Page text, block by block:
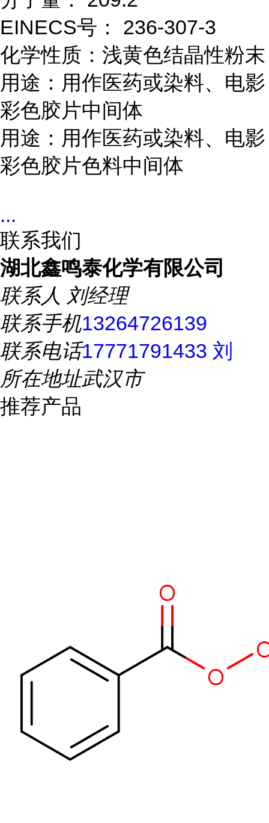
EINECS号： 236-307-3
化学性质：浅黄色结晶性粉末
用途：用作医药或染料、电影
彩色胶片中间体
用途：用作医药或染料、电影
彩色胶片色料中间体
...
联系我们
湖北鑫鸣泰化学有限公司
联系人 刘经理
联系手机13264726139
联系电话17771791433 刘
所在地址武汉市
推荐产品